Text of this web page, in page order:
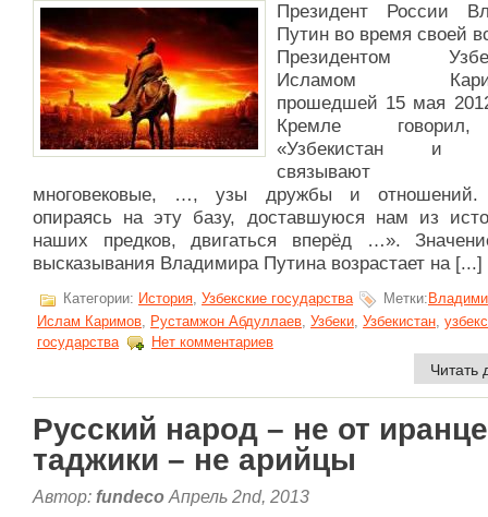
Президент России
Путин во время своей
Президентом
Исламом
прошедшей 15 мая
Кремле
«Узбекистан и
связывают
многовековые, …, узы дружбы и отношений.
опираясь на эту базу, доставшуюся нам из
наших предков, двигаться вперёд …».
высказывания Владимира Путина возрастает на [...]
Категории: История, Узбекские государства Метки:
Ислам Каримов Рустамжон Абдуллаев Узбеки Узбекистан
государства
Нет комментариев
Читать
Русский народ – не от
таджики – не арийцы
Автор: fundeco Апрель 2nd, 2013